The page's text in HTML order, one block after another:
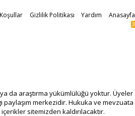
Koşullar Gizlilik Politikası Yardım Anasayfa
ya da araştırma yükümlülüğü yoktur. Üyeler
paylaşım merkezidir. Hukuka ve mevzuata
sitemizden kaldırılacaktır.